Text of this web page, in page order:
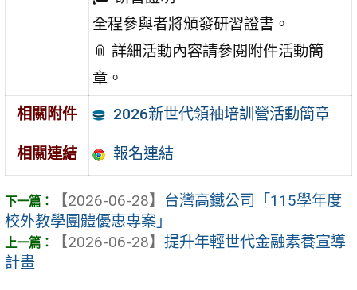
全程參與者將頒發研習證書。
📎 詳細活動內容請參閱附件活動簡
章。
相關附件
2026新世代領袖培訓營活動簡章
相關連結 報名連結
【2026-06-28】 台灣高鐵公司「115學年度
校外教學團體優惠專案」
【2026-06-28】 提升年輕世代金融素養宣導
計畫